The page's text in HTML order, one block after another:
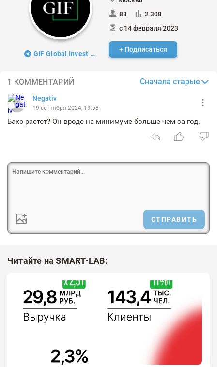
GIF Global Invest Fund
88
2 308
с 14 февраля 2023
+ Подписаться
1 КОММЕНТАРИЙ Сначала старые
Negativ
19 сентября 2024, 19:58
Бакс растет? Он вроде на минимуме больше чем за год.
ОТПРАВИТЬ
Читайте на SMART-LAB: